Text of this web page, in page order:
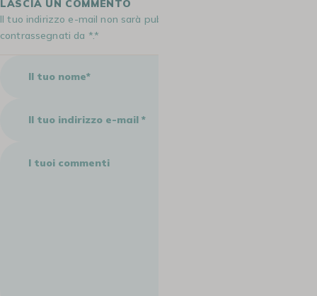
LASCIA UN COMMENTO
Il tuo indirizzo e-mail non sarà pubblicato. I campi obbligatori sono
contrassegnati da *.*